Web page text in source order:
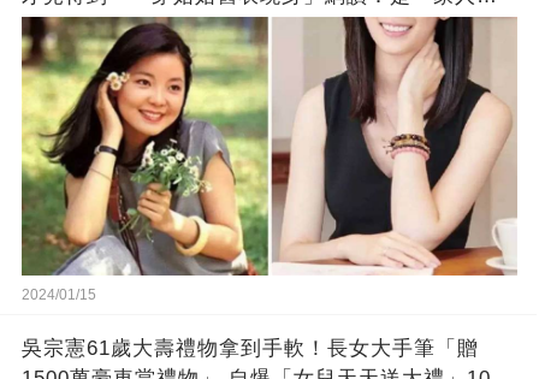
錯!
2024/01/15
吳宗憲61歲大壽禮物拿到手軟！長女大手筆「贈